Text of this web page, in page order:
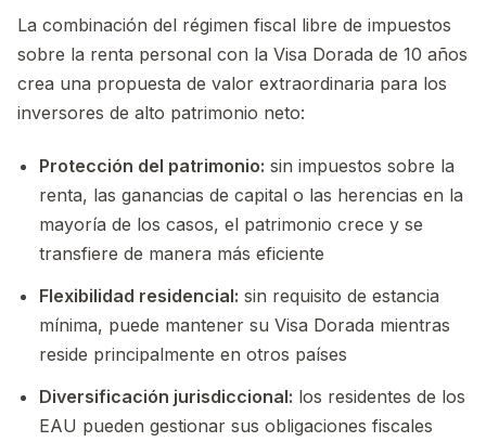
La combinación del régimen fiscal libre de impuestos
sobre la renta personal con la Visa Dorada de 10 años
crea una propuesta de valor extraordinaria para los
inversores de alto patrimonio neto:
Protección del patrimonio: sin impuestos sobre la
renta, las ganancias de capital o las herencias en la
mayoría de los casos, el patrimonio crece y se
transfiere de manera más eficiente
Flexibilidad residencial: sin requisito de estancia
mínima, puede mantener su Visa Dorada mientras
reside principalmente en otros países
Diversificación jurisdiccional: los residentes de los
EAU pueden gestionar sus obligaciones fiscales